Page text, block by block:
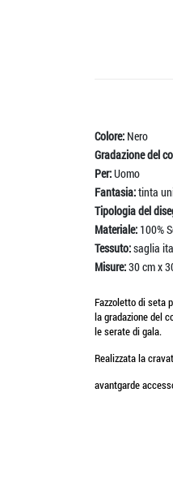
Colore: Nero
Gradazione del
Per:Uomo
Fantasia:tinta
Tipologia del
Materiale: 100%
Tessuto:saglia
Misure:30 cm x
Fazzoletto di seta
la gradazione del
le serate di gala.
Realizzata la
avantgarde